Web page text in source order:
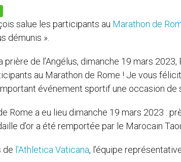
o
k
salue les participants au Marathon de
démunis ».
prière de l’Angélus, dimanche 19 mars
au Marathon de Rome ! Je vous
événement sportif une occasion de
Rome a eu lieu dimanche 19 mars 2023 :
d’or a été remportée par le Marocain
de l’Athletica Vaticana, l’équipe